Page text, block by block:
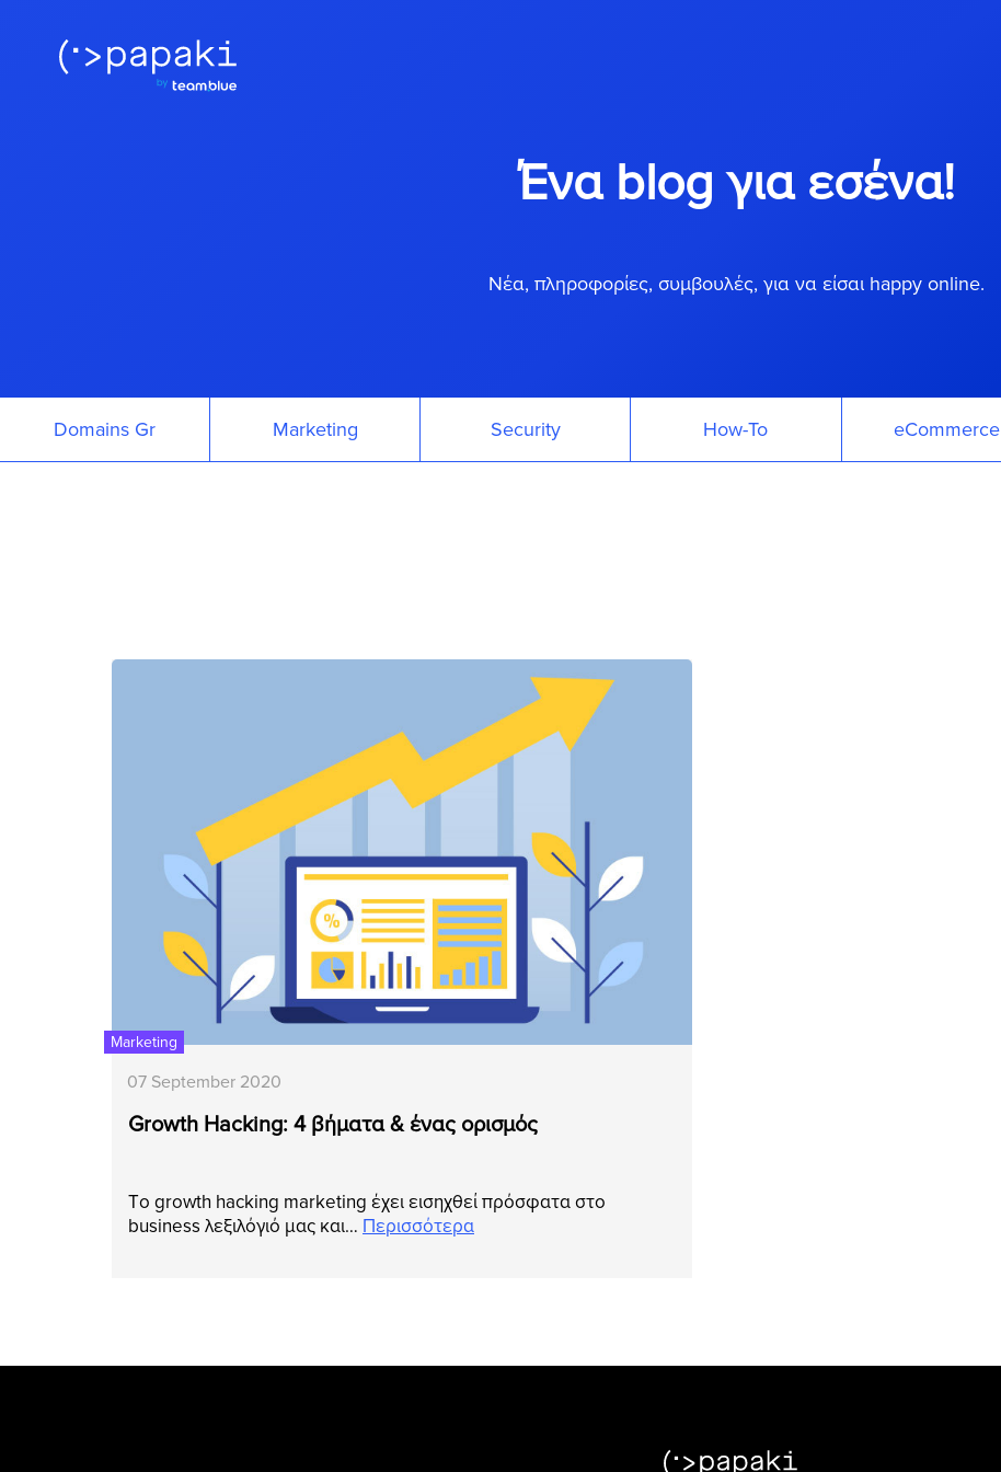
Ένα blog για εσένα!
Νέα, πληροφορίες, συμβουλές, για να είσαι happy online.
Domains Gr Marketing Security How-To eCommerce
Marketing
07 September 2020
Growth Hacking: 4 βήματα & ένας ορισμός
Tο growth hacking marketing έχει εισηχθεί πρόσφατα στο
business λεξιλόγιό μας και… Περισσότερα